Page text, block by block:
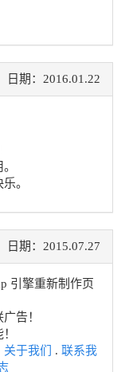
日期：2016.01.22
。
日期：2015.07.27
引擎重新制作页
告！
关于我们 . 联系我